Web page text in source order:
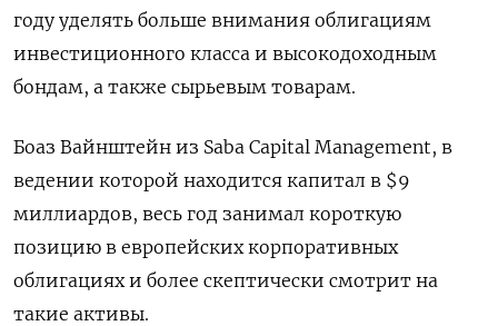
году уделять больше внимания облигациям
инвестиционного класса и высокодоходным
бондам, а также сырьевым товарам.
Боаз Вайнштейн из Saba Capital Management, в
ведении которой находится капитал в $9
миллиардов, весь год занимал короткую
позицию в европейских корпоративных
облигациях и более скептически смотрит на
такие активы.